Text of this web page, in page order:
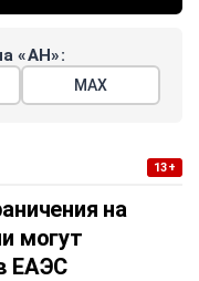
«АН»:
МАХ
13+
на
могут
ЕАЭС